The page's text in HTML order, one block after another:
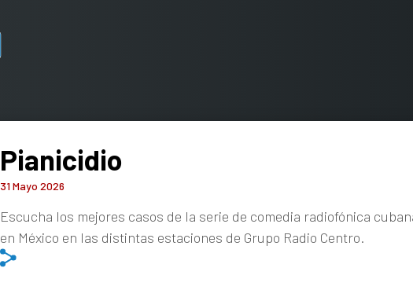
Pianicidio
31 Mayo 2026
Escucha los mejores casos de la serie de comedia radiofónica
en México en las distintas estaciones de Grupo Radio Centro.